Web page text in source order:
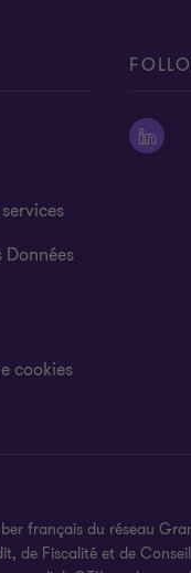
cookies
français du réseau
de Fiscalité et de